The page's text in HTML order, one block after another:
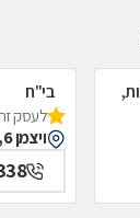
בי"ח
תל אביב
לעסק
ויצמן 6, תל אביב